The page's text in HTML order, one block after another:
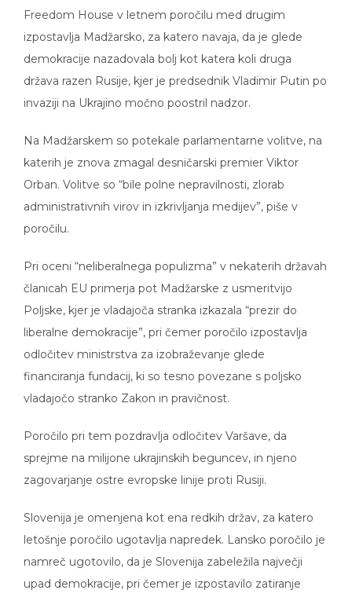
izpostavlja Madžarsko, za katero navaja, da je glede
demokracije nazadovala bolj kot katera koli druga
država razen Rusije, kjer je predsednik Vladimir Putin po
invaziji na Ukrajino močno poostril nadzor.
katerih je znova zmagal desničarski premier Viktor
Orban. Volitve so “bile polne nepravilnosti, zlorab
administrativnih virov in izkrivljanja medijev”, piše v
članicah EU primerja pot Madžarske z usmeritvijo
Poljske, kjer je vladajoča stranka izkazala “prezir do
liberalne demokracije”, pri čemer poročilo izpostavlja
odločitev ministrstva za izobraževanje glede
financiranja fundacij, ki so tesno povezane s poljsko
vladajočo stranko Zakon in pravičnost.
sprejme na milijone ukrajinskih beguncev, in njeno
zagovarjanje ostre evropske linije proti Rusiji.
letošnje poročilo ugotavlja napredek. Lansko poročilo je
namreč ugotovilo, da je Slovenija zabeležila največji
upad demokracije, pri čemer je izpostavilo zatiranje
svobode medijev in spodkopavanje zaupanja v sodstvo